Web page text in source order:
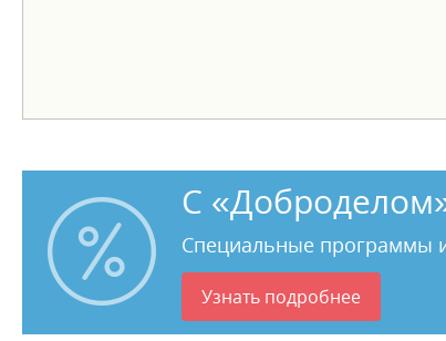
С
Специальные программы
Узнать подробнее